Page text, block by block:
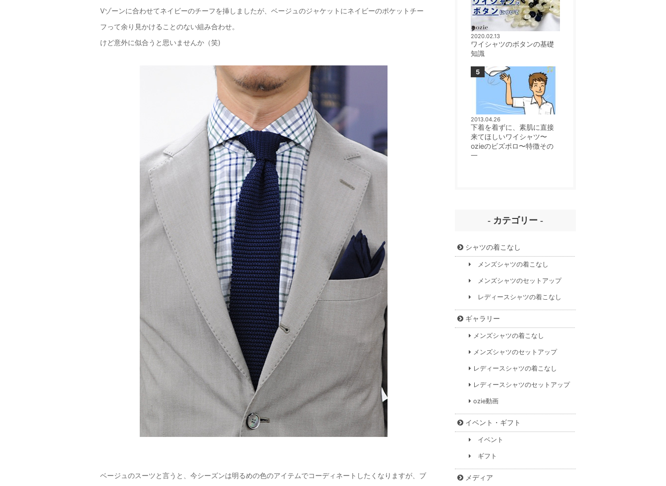
Vゾーンに合わせてネイビーのチーフを挿しましたが、ベージュのジャケットにネイビーのポケットチー
フって余り見かけることのない組み合わせ。
けど意外に似合うと思いませんか（笑)
ベージュのスーツと言うと、今シーズンは明るめの色のアイテムでコーディネートしたくなりますが、ブ
2020.02.13
ワイシャツのボタンの基礎
知識
2013.04.26
下着を着ずに、素肌に直接
来てほしいワイシャツ〜
ozieのビズポロ〜特徴その
一
- カテゴリー -
シャツの着こなし
メンズシャツの着こなし
メンズシャツのセットアップ
レディースシャツの着こなし
ギャラリー
メンズシャツの着こなし
メンズシャツのセットアップ
レディースシャツの着こなし
レディースシャツのセットアップ
ozie動画
イベント・ギフト
イベント
ギフト
メディア